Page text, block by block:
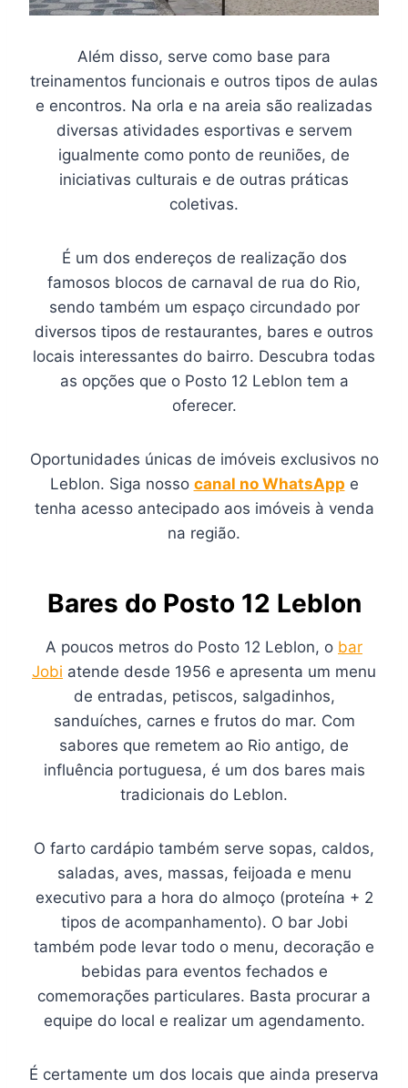
Além disso, serve como base para
treinamentos funcionais e outros tipos de aulas
e encontros. Na orla e na areia são realizadas
diversas atividades esportivas e servem
igualmente como ponto de reuniões, de
iniciativas culturais e de outras práticas
coletivas.
É um dos endereços de realização dos
famosos blocos de carnaval de rua do Rio,
sendo também um espaço circundado por
diversos tipos de restaurantes, bares e outros
locais interessantes do bairro. Descubra todas
as opções que o Posto 12 Leblon tem a
oferecer.
Oportunidades únicas de imóveis exclusivos no
Leblon. Siga nosso canal no WhatsApp e
tenha acesso antecipado aos imóveis à venda
na região.
Bares do Posto 12 Leblon
A poucos metros do Posto 12 Leblon, o bar
Jobi atende desde 1956 e apresenta um menu
de entradas, petiscos, salgadinhos,
sanduíches, carnes e frutos do mar. Com
sabores que remetem ao Rio antigo, de
influência portuguesa, é um dos bares mais
tradicionais do Leblon.
O farto cardápio também serve sopas, caldos,
saladas, aves, massas, feijoada e menu
executivo para a hora do almoço (proteína + 2
tipos de acompanhamento). O bar Jobi
também pode levar todo o menu, decoração e
bebidas para eventos fechados e
comemorações particulares. Basta procurar a
equipe do local e realizar um agendamento.
É certamente um dos locais que ainda preserva